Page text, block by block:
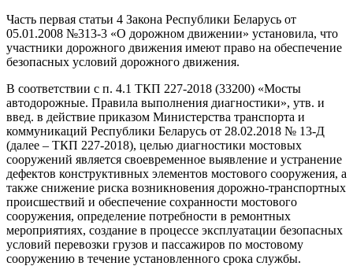
Часть первая статьи 4 Закона Республики Беларусь от
05.01.2008 №313-3 «О дорожном движении» установила, что
участники дорожного движения имеют право на обеспечение
безопасных условий дорожного движения.
В соответствии с п. 4.1 ТКП 227-2018 (33200) «Мосты
автодорожные. Правила выполнения диагностики», утв. и
введ. в действие приказом Министерства транспорта и
коммуникаций Республики Беларусь от 28.02.2018 № 13-Д
(далее – ТКП 227-2018), целью диагностики мостовых
сооружений является своевременное выявление и устранение
дефектов конструктивных элементов мостового сооружения, а
также снижение риска возникновения дорожно-транспортных
происшествий и обеспечение сохранности мостового
сооружения, определение потребности в ремонтных
мероприятиях, создание в процессе эксплуатации безопасных
условий перевозки грузов и пассажиров по мостовому
сооружению в течение установленного срока службы.